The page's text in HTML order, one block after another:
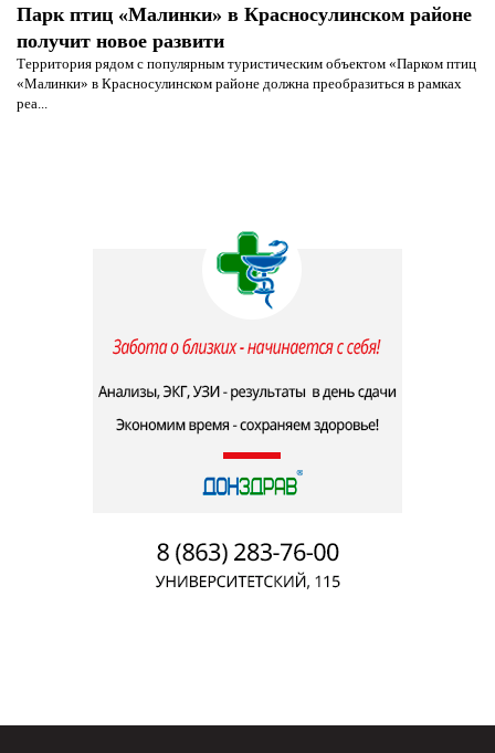
Парк птиц «Малинки» в Красносулинском районе
получит новое развити
Территория рядом с популярным туристическим объектом «Парком птиц
«Малинки» в Красносулинском районе должна преобразиться в рамках
реа...